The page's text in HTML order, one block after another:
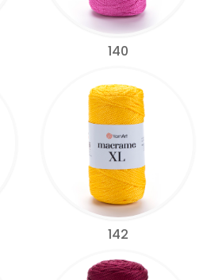
140
142